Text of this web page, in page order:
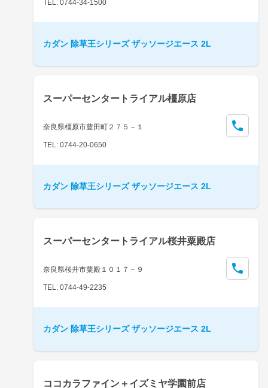
TEL: 0744-34-1500
カダン 除草王シリーズ ザッソージエース 2L
スーパーセンタートライアル橿原店
奈良県橿原市豊田町２７５－１
TEL: 0744-20-0650
カダン 除草王シリーズ ザッソージエース 2L
スーパーセンタートライアル桜井粟殿店
奈良県桜井市粟殿１０１７－９
TEL: 0744-49-2235
カダン 除草王シリーズ ザッソージエース 2L
ココカラファイン＋イズミヤ学園前店